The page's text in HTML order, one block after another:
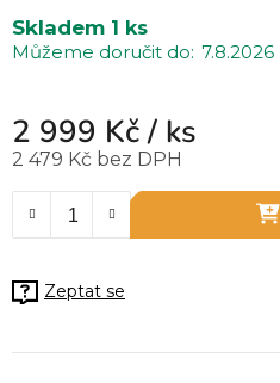
Skladem 1 ks
7.8.2026
2 999 Kč/ ks
2 479 Kč bez DPH
Zeptat se